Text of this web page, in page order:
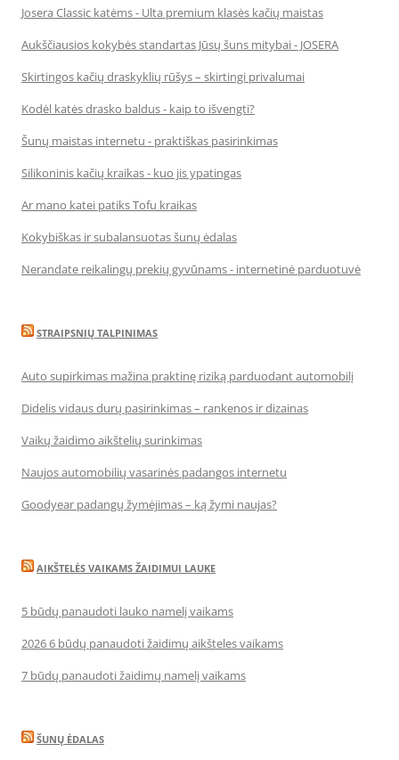
Josera Classic katėms - Ulta premium klasės kačių maistas
Aukščiausios kokybės standartas Jūsų šuns mitybai - JOSERA
Skirtingos kačių draskyklių rūšys – skirtingi privalumai
Kodėl katės drasko baldus - kaip to išvengti?
Šunų maistas internetu - praktiškas pasirinkimas
Silikoninis kačių kraikas - kuo jis ypatingas
Ar mano katei patiks Tofu kraikas
Kokybiškas ir subalansuotas šunų ėdalas
Nerandate reikalingų prekių gyvūnams - internetinė parduotuvė
STRAIPSNIŲ TALPINIMAS
Auto supirkimas mažina praktinę riziką parduodant automobilį
Didelis vidaus durų pasirinkimas – rankenos ir dizainas
Vaikų žaidimo aikštelių surinkimas
Naujos automobilių vasarinės padangos internetu
Goodyear padangų žymėjimas – ką žymi naujas?
AIKŠTELĖS VAIKAMS ŽAIDIMUI LAUKE
5 būdų panaudoti lauko namelį vaikams
2026 6 būdų panaudoti žaidimų aikšteles vaikams
7 būdų panaudoti žaidimų namelį vaikams
ŠUNŲ ĖDALAS